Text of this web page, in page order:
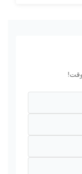
وقت!